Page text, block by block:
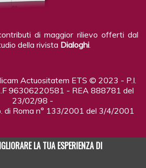
di maggior rilievo offerti dal
della rivista Dialoghi
Actuositatem ETS © 2023 - P.I.
96306220581 - REA 888781 del
23/02/98 -
di Roma n° 133/2001 del 3/4/2001
LA TUA ESPERIENZA DI